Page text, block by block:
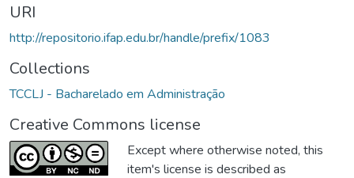
URI
http://repositorio.ifap.edu.br/handle/prefix/1083
Collections
TCCLJ - Bacharelado em Administração
Creative Commons license
Except where otherwise noted, this
item's license is described as